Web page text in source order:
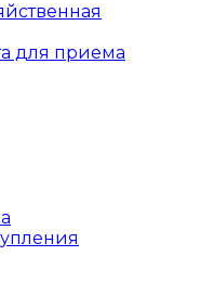
для приема